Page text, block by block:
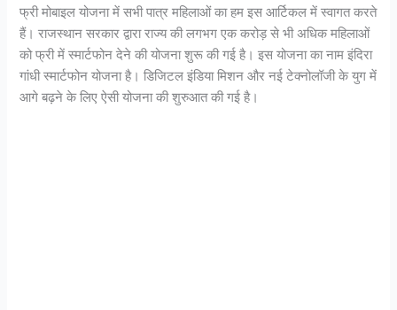
फ्री मोबाइल योजना में सभी पात्र महिलाओं का हम इस आर्टिकल में स्वागत करते
हैं। राजस्थान सरकार द्वारा राज्य की लगभग एक करोड़ से भी अधिक महिलाओं
को फ्री में स्मार्टफोन देने की योजना शुरू की गई है। इस योजना का नाम इंदिरा
गांधी स्मार्टफोन योजना है। डिजिटल इंडिया मिशन और नई टेक्नोलॉजी के युग में
आगे बढ़ने के लिए ऐसी योजना की शुरुआत की गई है।